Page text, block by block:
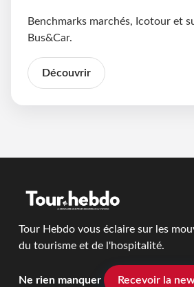
Benchmarks marchés, Icotour et
Bus&Car.
Découvrir
Tour Hebdo vous éclaire sur les
du tourisme et de l'hospitalité.
Ne rien manquer Recevoir la